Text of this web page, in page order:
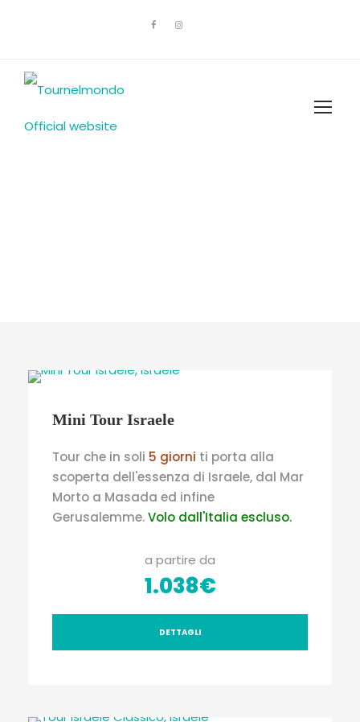
Mini Tour Israele
Tour che in soli 5 giorni ti porta alla
scoperta dell'essenza di Israele, dal Mar
Morto a Masada ed infine
Gerusalemme.Volo dall'Italia escluso.
a partire da
1.038€
DETTAGLI